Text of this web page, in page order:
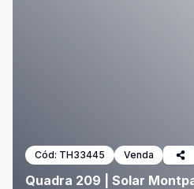
Cód: TH33445 Venda
Quadra 209 | Solar